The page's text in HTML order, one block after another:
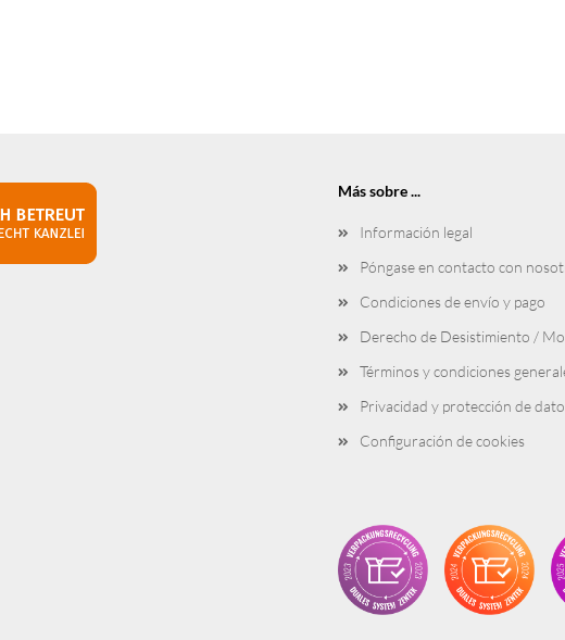
Más sobre ...
Información legal
Póngase en contacto con
Condiciones de envío y pago
Derecho de Desistimiento /
Términos y condiciones
Privacidad y protección de
Configuración de cookies